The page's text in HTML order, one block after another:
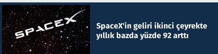
SpaceX'in geliri ikinci çeyrekte
yıllık bazda yüzde 92 arttı